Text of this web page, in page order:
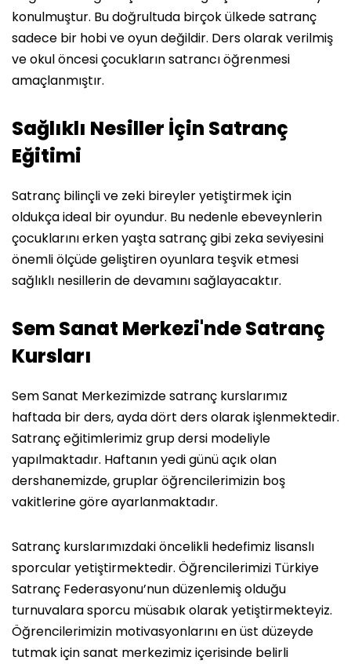
konulmuştur. Bu doğrultuda birçok ülkede satranç
sadece bir hobi ve oyun değildir. Ders olarak verilmiş
ve okul öncesi çocukların satrancı öğrenmesi
amaçlanmıştır.
Sağlıklı Nesiller İçin Satranç
Eğitimi
Satranç bilinçli ve zeki bireyler yetiştirmek için
oldukça ideal bir oyundur. Bu nedenle ebeveynlerin
çocuklarını erken yaşta satranç gibi zeka seviyesini
önemli ölçüde geliştiren oyunlara teşvik etmesi
sağlıklı nesillerin de devamını sağlayacaktır.
Sem Sanat Merkezi'nde Satranç
Kursları
Sem Sanat Merkezimizde satranç kurslarımız
haftada bir ders, ayda dört ders olarak işlenmektedir.
Satranç eğitimlerimiz grup dersi modeliyle
yapılmaktadır. Haftanın yedi günü açık olan
dershanemizde, gruplar öğrencilerimizin boş
vakitlerine göre ayarlanmaktadır.
Satranç kurslarımızdaki öncelikli hedefimiz lisanslı
sporcular yetiştirmektedir. Öğrencilerimizi Türkiye
Satranç Federasyonu’nun düzenlemiş olduğu
turnuvalara sporcu müsabık olarak yetiştirmekteyiz.
Öğrencilerimizin motivasyonlarını en üst düzeyde
tutmak için sanat merkezimiz içerisinde belirli